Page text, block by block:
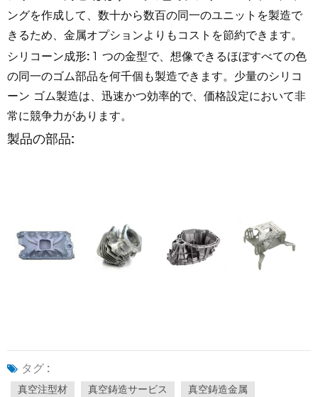
ングを作成して、数十から数百の同一のユニットを製造で
きるため、金属オプションよりもコストを節約できます。
シリコーン成形:
1 つの金型で、想像できるほぼすべての色
の同一のゴム部品を何千個も製造できます。少量のシリコ
ーン ゴム製造は、迅速かつ効率的で、価格設定において非
常に競争力があります。
製品の部品:
タグ :
真空注型材 真空鋳造サービス 真空鋳造金属